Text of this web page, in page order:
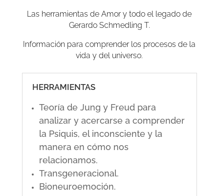
Las herramientas de Amor y todo el legado de
Gerardo Schmedling T.
Información para comprender los procesos de la
vida y del universo.
HERRAMIENTAS
Teoría de Jung y Freud para
analizar y acercarse a comprender
la Psiquis, el inconsciente y la
manera en cómo nos
relacionamos.
Transgeneracional.
Bioneuroemoción.